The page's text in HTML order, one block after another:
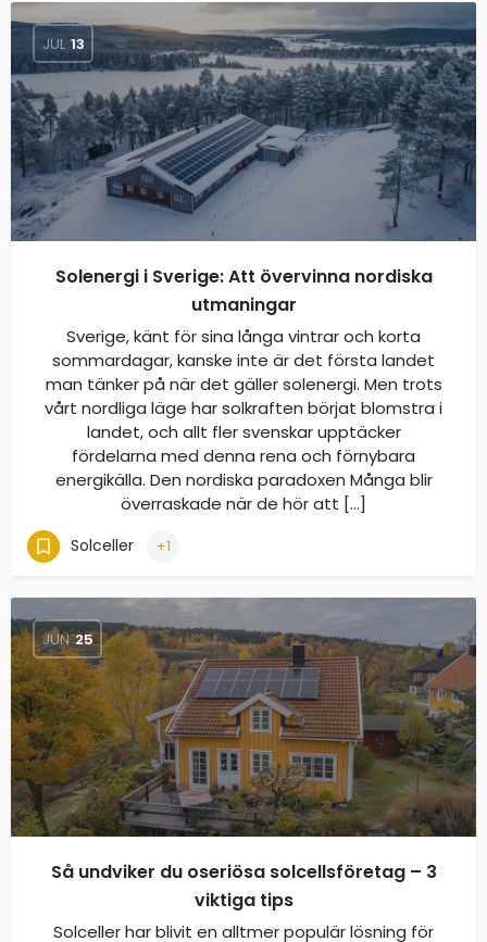
JUL 13
Solenergi i Sverige: Att övervinna nordiska
utmaningar
Sverige, känt för sina långa vintrar och korta
sommardagar, kanske inte är det första landet
man tänker på när det gäller solenergi. Men trots
vårt nordliga läge har solkraften börjat blomstra i
landet, och allt fler svenskar upptäcker
fördelarna med denna rena och förnybara
energikälla. Den nordiska paradoxen Många blir
överraskade när de hör att […]
Solceller +1
JUN 25
Så undviker du oseriösa solcellsföretag – 3
viktiga tips
Solceller har blivit en alltmer populär lösning för